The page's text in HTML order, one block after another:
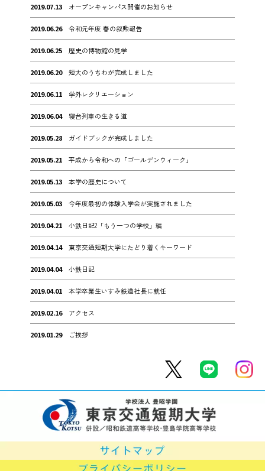
2019.07.13 オープンキャンパス開催のお知らせ
2019.06.26 令和元年度 春の叙勲報告
2019.06.25 歴史の博物館の見学
2019.06.20 短大のうちわが完成しました
2019.06.11 学外レクリエーション
2019.06.04 寝台列車の生きる道
2019.05.28 ガイドブックが完成しました
2019.05.21 平成から令和への「ゴールデンウィーク」
2019.05.13 本学の歴史について
2019.05.03 今年度最初の体験入学会が実施されました
2019.04.21 小鉄日記2「もう一つの学校」編
2019.04.14 東京交通短期大学にたどり着くキーワード
2019.04.04 小鉄日記
2019.04.01 本学卒業生いすみ鉄道社長に就任
2019.02.16 アクセス
2019.01.29 ご挨拶